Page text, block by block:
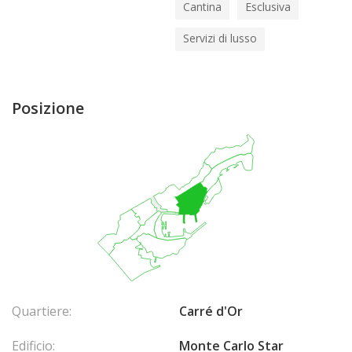
Cantina Esclusiva
Servizi di lusso
Posizione
Quartiere:
Carré d'Or
Edificio:
Monte Carlo Star